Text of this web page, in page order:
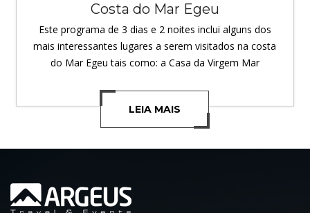
Costa do Mar Egeu
Este programa de 3 dias e 2 noites inclui alguns dos
mais interessantes lugares a serem visitados na costa
do Mar Egeu tais como: a Casa da Virgem Mar
LEIA MAIS